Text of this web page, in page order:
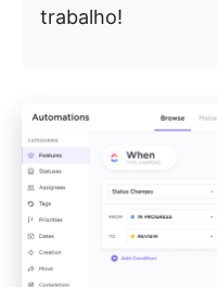
trabalho!